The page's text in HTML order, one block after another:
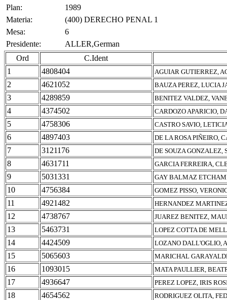
Plan:
1989
Materia:
(400) DERECHO PENAL 1
Mesa:
6
Presidente:
ALLER,German
Ord
C.Ident
1
4808404 AGUIAR GUTIERREZ,
2 4621052 BAUZA PEREZ, LUCIA
3 4289859 BENITEZ VALDEZ,
4 4374502 CARDOZO APARICIO,
5 4758306 CASTRO SAVIO,
6 4897403 DE LA ROSA PIÑEIRO,
7 3121176 DE SOUZA GONZALEZ,
8 4631711 GARCIA FERREIRA,
9 5031331 GAY BALMAZ
10 4756384 GOMEZ PISSO,
11 4921482 HERNANDEZ
12 4738767 JUAREZ BENITEZ,
13 5463731 LOPEZ COTTA DE
14 4424509 LOZANO DALL'OGLIO,
15 5065603 MARICHAL
16 1093015 MATA PAULLIER,
17 4936647 PEREZ LOPEZ, IRIS
18 4654562 RODRIGUEZ OLITA,